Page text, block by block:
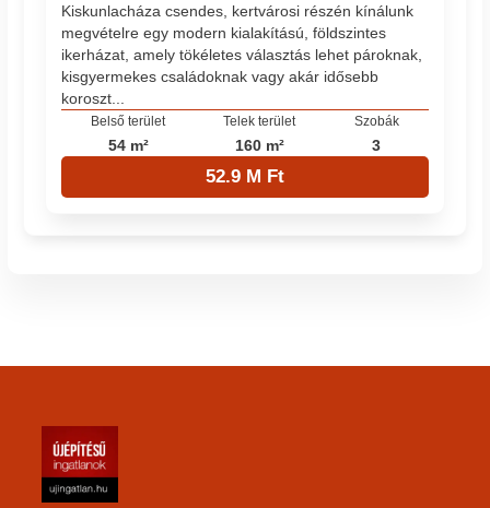
Kiskunlacháza csendes, kertvárosi részén kínálunk
megvételre egy modern kialakítású, földszintes
ikerházat, amely tökéletes választás lehet pároknak,
kisgyermekes családoknak vagy akár idősebb
koroszt...
Belső terület
54 m²
Telek terület
160 m²
Szobák
3
52.9 M Ft